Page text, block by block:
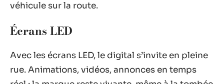
véhicule sur la route.
Écrans LED
Avec les écrans LED, le digital s’invite en pleine
rue. Animations, vidéos, annonces en temps